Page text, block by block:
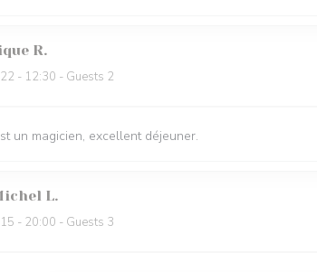
R
- 12:30 - Guests 2
un magicien, excellent déjeuner.
L
- 20:00 - Guests 3